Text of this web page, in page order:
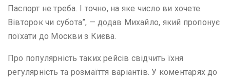
Паспорт не треба. І точно, на яке число ви хочете.
Вівторок чи субота”, — додав Михайло, який пропонує
поїхати до Москви з Києва.
Про популярність таких рейсів свідчить їхня
регулярність та розмаїття варіантів. У коментарях до